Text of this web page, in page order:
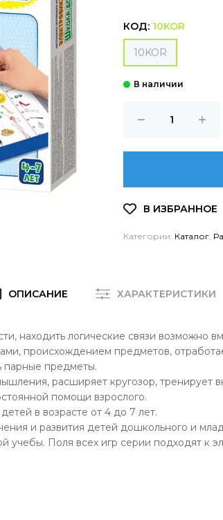
КОД: 10KOR
10KOR
Категории: Каталог
ОПИСАНИЕ ХАРАКТЕРИСТИКИ
находить логические связи возможно
происхождением предметов,
парные предметы.
расширяет кругозор, тренирует
помощи взрослого.
в возрасте от 4 до 7 лет.
и развития детей дошкольного и
Поля всех игр серии подходят к